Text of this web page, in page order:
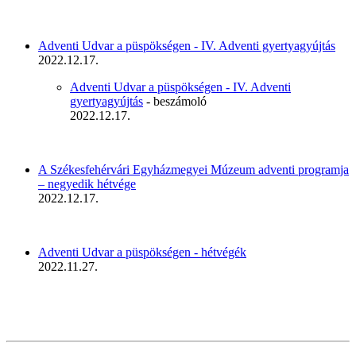
Adventi Udvar a püspökségen - IV. Adventi gyertyagyújtás
2022.12.17.
Adventi Udvar a püspökségen - IV. Adventi
gyertyagyújtás - beszámoló
2022.12.17.
A Székesfehérvári Egyházmegyei Múzeum adventi programja
– negyedik hétvége
2022.12.17.
Adventi Udvar a püspökségen - hétvégék
2022.11.27.